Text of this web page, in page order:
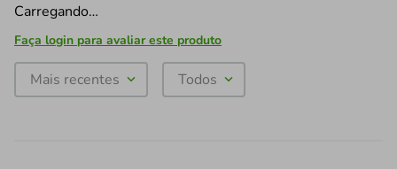
Carregando…
Faça login para avaliar este produto
Mais recentes Todos